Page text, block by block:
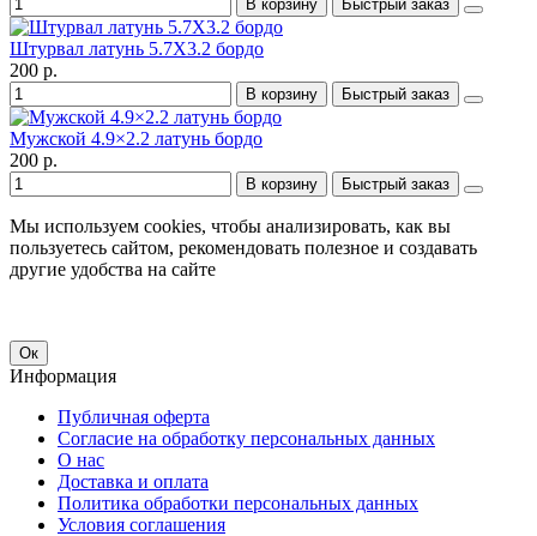
В корзину Быстрый заказ
Штурвал латунь 5.7X3.2 бордо
200 р.
В корзину Быстрый заказ
Мужской 4.9×2.2 латунь бордо
200 р.
В корзину Быстрый заказ
Мы используем cookies, чтобы анализировать, как вы
пользуетесь сайтом, рекомендовать полезное и создавать
другие удобства на сайте
Ок
Информация
Публичная оферта
Согласие на обработку персональных данных
О нас
Доставка и оплата
Политика обработки персональных данных
Условия соглашения